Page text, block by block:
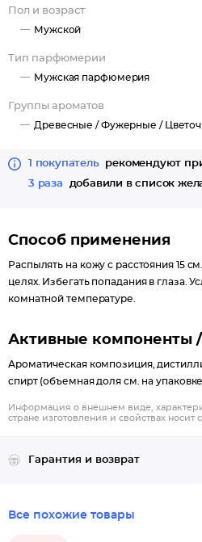
Пол и возраст
Мужской
Тип парфюмерии
Мужская парфюмерия
Группы ароматов
Древесные /Фужерные /
1 покупатель
рекомендуют
3 раза
добавили в список
Способ применения
Распылять на кожу с расстояния 15
целях. Избегать попадания в глаза.
комнатной температуре.
Активные компоненты /
Ароматическая композиция,
спирт (объемная доля см. на
Информация о внешнем виде,
стране изготовления и свойствах носит
Гарантия и возврат
Все похожие товары